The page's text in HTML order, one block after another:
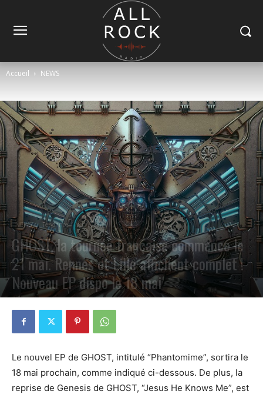
Accueil NEWS
NEWS Tendance
GHOST, la tournée française commence le
21 mai. Rennes et Lille affichent complet !
Nouveau EP dispo le 18 mai
Le nouvel EP de GHOST, intitulé “Phantomime”, sortira le
18 mai prochain, comme indiqué ci-dessous. De plus, la
reprise de Genesis de GHOST, “Jesus He Knows Me”, est